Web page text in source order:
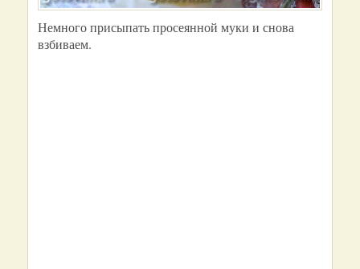
Немного присыпать просеянной муки и снова
взбиваем.